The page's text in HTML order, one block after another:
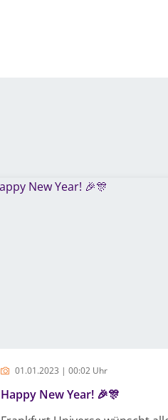
01.01.2023 | 00:02 Uhr
Happy New Year! 🎉🎊